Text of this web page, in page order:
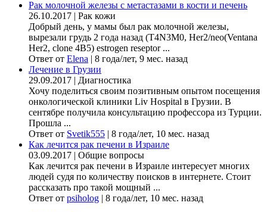
Рак молочной железы с метастазами в кости и печень
26.10.2017 | Рак кожи
Добрый день, у мамы был рак молочной железы,
вырезали грудь 2 года назад (Т4N3M0, Her2/neo(Ventana
Her2, clone 4B5) estrogen reseptor ...
Ответ от Elena | 8 года/лет, 9 мес. назад
Лечение в Грузии
29.09.2017 | Диагностика
Хочу поделиться своим позитивным опытом посещения
онкологической клиники Liv Hospital в Грузии. В
сентябре получила консультацию профессора из Турции.
Прошла ...
Ответ от Svetik555 | 8 года/лет, 10 мес. назад
Как лечится рак печени в Израиле
03.09.2017 | Общие вопросы
Как лечится рак печени в Израиле интересует многих
людей судя по количеству поисков в интернете. Стоит
рассказать про такой мощный ...
Ответ от psiholog | 8 года/лет, 10 мес. назад